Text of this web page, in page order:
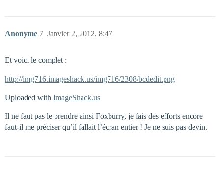
Anonyme Janvier 2, 2012, 8:47
7
Et voici le complet :
http://img716.imageshack.us/img716/2308/bcdedit.png
Uploaded with ImageShack.us
Il ne faut pas le prendre ainsi Foxburry, je fais des efforts encore
faut-il me préciser qu’il fallait l’écran entier ! Je ne suis pas devin.